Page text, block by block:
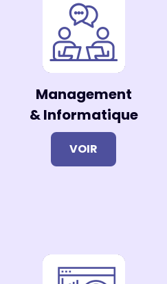
Management
& Informatique
VOIR